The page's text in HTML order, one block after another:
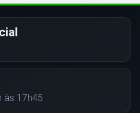
às 17h45